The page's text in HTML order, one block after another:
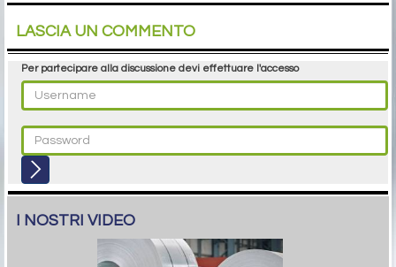
LASCIA UN COMMENTO
Per partecipare alla discussione devi effettuare l'accesso
I NOSTRI VIDEO